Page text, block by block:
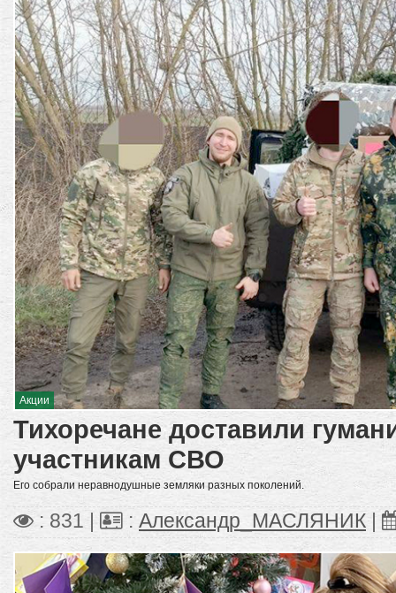
Акции
Тихоречане доставили
участникам СВО
Его собрали неравнодушные земляки разных поколений.
: 831 | : Александр_МАСЛЯНИК|